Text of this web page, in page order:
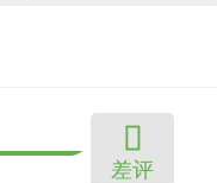

差评